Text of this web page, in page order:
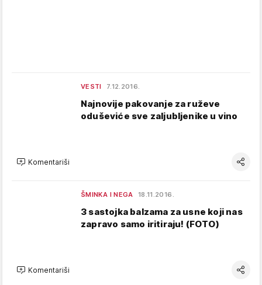
VESTI 7.12.2016.
Najnovije pakovanje za ruževe
oduševiće sve zaljubljenike u vino
Komentariši
ŠMINKA I NEGA 18.11.2016.
3 sastojka balzama za usne koji nas
zapravo samo iritiraju! (FOTO)
Komentariši